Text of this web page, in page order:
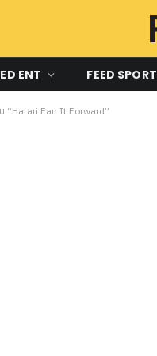
ENT FEED SPORT
“Hatari Fan It Forward”